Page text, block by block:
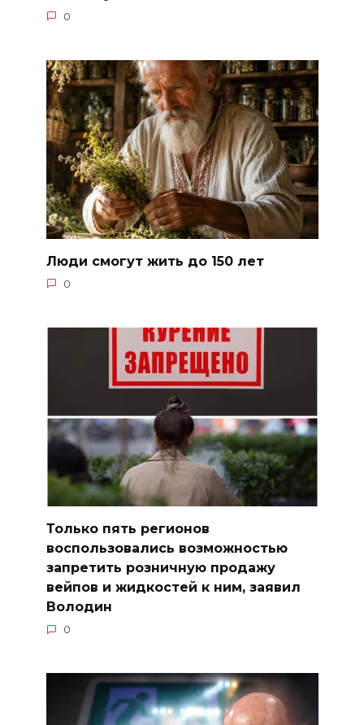
0
Люди смогут жить до 150 лет
0
Только пять регионов
воспользовались возможностью
запретить розничную продажу
вейпов и жидкостей к ним, заявил
Володин
0